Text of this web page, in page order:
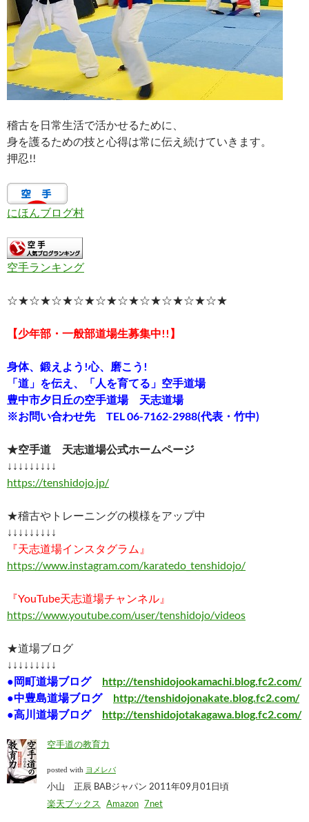
稽古を日常生活で活かせるために、
身を護るための技と心得は常に伝え続けていきます。
押忍!!
にほんブログ村
空手ランキング
☆★☆★☆★☆★☆★☆★☆★☆★☆★☆★
【少年部・一般部道場生募集中!!】
身体、鍛えよう!心、磨こう!
「道」を伝え、「人を育てる」空手道場
豊中市夕日丘の空手道場 天志道場
※お問い合わせ先 TEL 06-7162-2988(代表・竹中)
★空手道 天志道場公式ホームページ
↓↓↓↓↓↓↓↓↓
https://tenshidojo.jp/
★稽古やトレーニングの模様をアップ中
↓↓↓↓↓↓↓↓↓
『天志道場インスタグラム』
https://www.instagram.com/karatedo_tenshidojo/
『YouTube天志道場チャンネル』
https://www.youtube.com/user/tenshidojo/videos
★道場ブログ
↓↓↓↓↓↓↓↓↓
●岡町道場ブログ
http://tenshidojookamachi.blog.fc2.com/
●中豊島道場ブログ
http://tenshidojonakate.blog.fc2.com/
●高川道場ブログ
http://tenshidojotakagawa.blog.fc2.com/
空手道の教育力
posted with ヨメレバ
小山 正辰 BABジャパン 2011年09月01日頃
楽天ブックス
Amazon 7net